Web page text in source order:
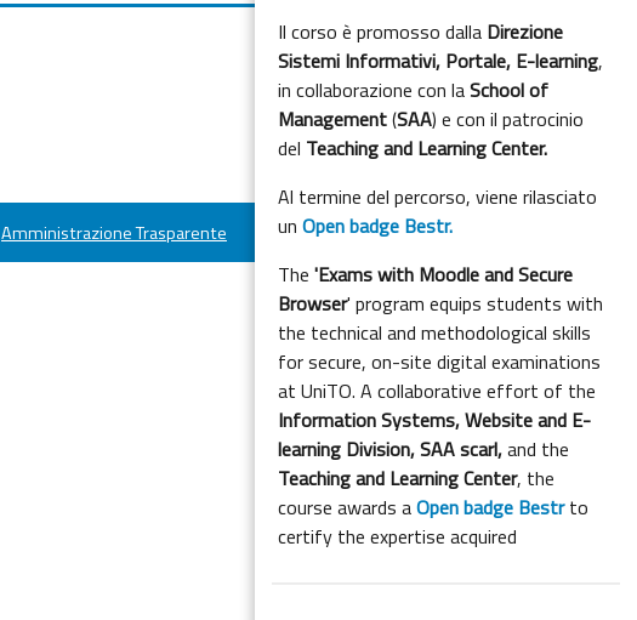
Il corso è promosso dalla Direzione
Sistemi Informativi, Portale, E-learning,
in collaborazione con laSchool of
Management(SAA) e con il patrocinio
del Teaching and Learning Center.
Al termine del percorso, viene rilasciato
unOpen badge Bestr.
The'Exams with Moodle and Secure
Browser' program equips students with
the technical and methodological skills
for secure, on-site digital examinations
at UniTO. A collaborative effort of the
Information Systems, Website and E-
learning Division,SAA scarl,and the
Teaching and Learning Center, the
course awards aOpen badge Bestrto
certify the expertise acquired
Amministrazione Trasparente